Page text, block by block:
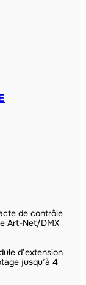
de contrôle
Art-Net/DMX
d’extension
jusqu’à 4